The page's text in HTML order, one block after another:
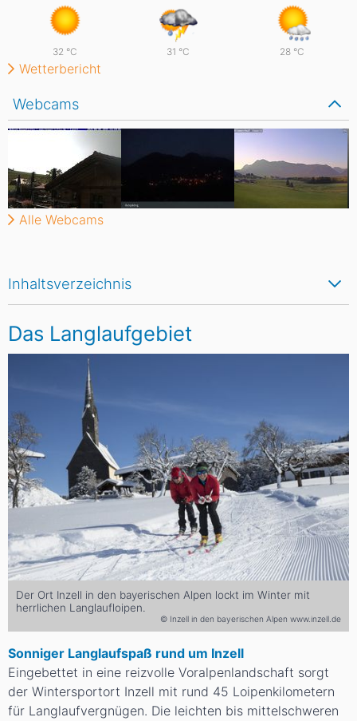
Inhaltsverzeichnis
Das Langlaufgebiet
Der Ort Inzell in den bayerischen Alpen lockt im Winter mit
herrlichen Langlaufloipen.
© Inzell in den bayerischen Alpen www.inzell.de
Sonniger Langlaufspaß rund um Inzell
Eingebettet in eine reizvolle Voralpenlandschaft sorgt
der Wintersportort Inzell mit rund 45 Loipenkilometern
für Langlaufvergnügen. Die leichten bis mittelschweren
32 °C 31 °C 28 °C
Wetterbericht
Webcams
Alle Webcams